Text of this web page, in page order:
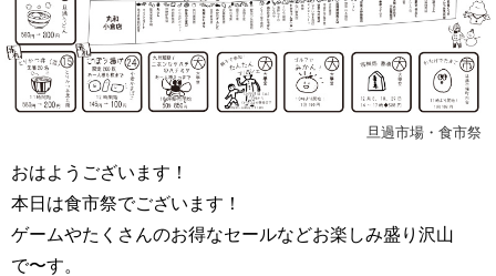
旦過市場・食市祭
おはようございます！
本日は食市祭でございます！
ゲームやたくさんのお得なセールなどお楽しみ盛り沢山
で〜す。